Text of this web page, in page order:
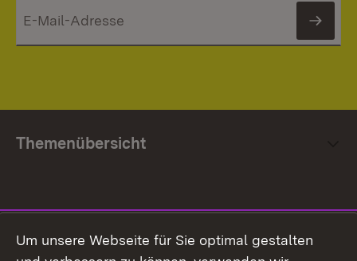
Themenübersicht
Um unsere Webseite für Sie optimal gestalten